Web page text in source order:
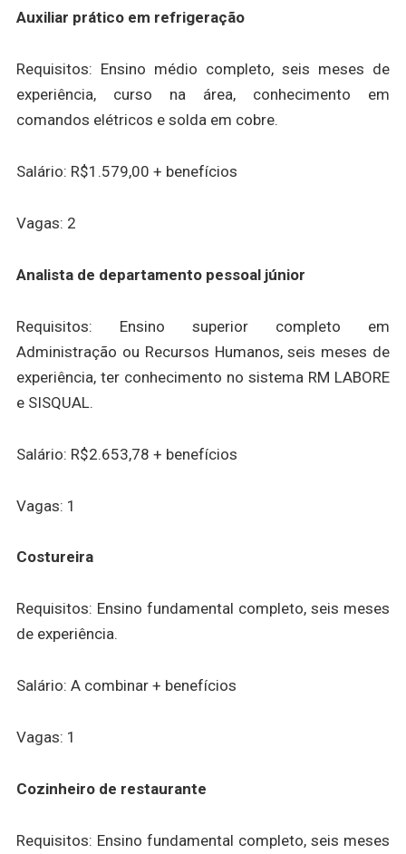
Auxiliar prático em refrigeração
Requisitos: Ensino médio completo, seis meses de
experiência, curso na área, conhecimento em
comandos elétricos e solda em cobre.
Salário: R$1.579,00 + benefícios
Vagas: 2
Analista de departamento pessoal júnior
Requisitos: Ensino superior completo em
Administração ou Recursos Humanos, seis meses de
experiência, ter conhecimento no sistema RM LABORE
e SISQUAL.
Salário: R$2.653,78 + benefícios
Vagas: 1
Costureira
Requisitos: Ensino fundamental completo, seis meses
de experiência.
Salário: A combinar + benefícios
Vagas: 1
Cozinheiro de restaurante
Requisitos: Ensino fundamental completo, seis meses